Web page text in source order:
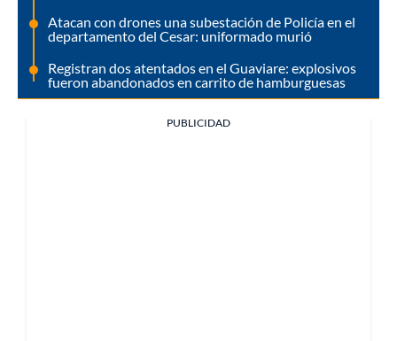
Atacan con drones una subestación de Policía en el
departamento del Cesar: uniformado murió
Registran dos atentados en el Guaviare: explosivos
fueron abandonados en carrito de hamburguesas
PUBLICIDAD